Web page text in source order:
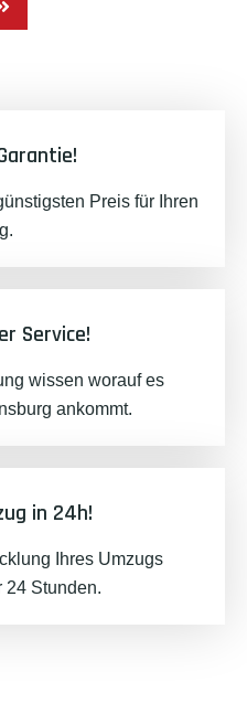
Preis für Ihren
Service!
wissen worauf es
ankommt.
in 24h!
Ihres Umzugs
24 Stunden.